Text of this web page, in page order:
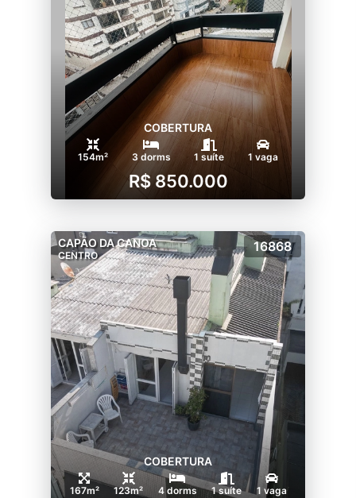
COBERTURA
154m² 3 dorms 1 suíte 1 vaga
R$ 850.000
CAPÃO DA CANOA
CENTRO
16868
COBERTURA
167m² 123m² 4 dorms 1 suíte 1 vaga